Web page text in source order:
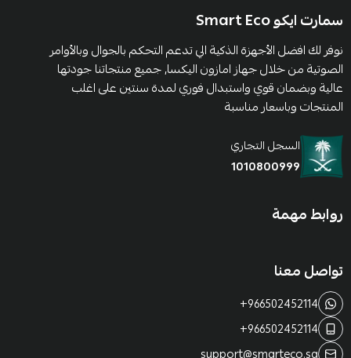
سمارت ايكو Smart Eco
نوفر لك افضل الأجهزة الذكية الي تدعم التحكم بالجوال وبالأوامر
الصوتية من خلال جهاز امازون اليكسا, جميع منتجاتنا جودتها
عالية وبضمان قوي واستبدال فوري لمدة سنتين على اغلب
المنتجات وباسعار مناسبة
السجل التجاري
1010800999
روابط مهمة
تواصل معنا
+966502452114
+966502452114